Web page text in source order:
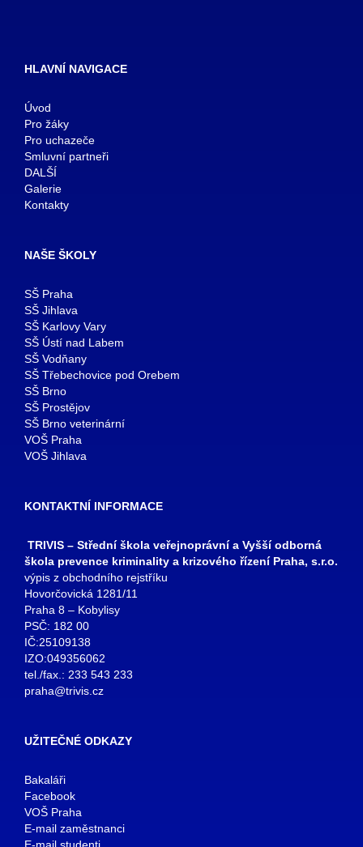
HLAVNÍ NAVIGACE
Úvod
Pro žáky
Pro uchazeče
Smluvní partneři
DALŠÍ
Galerie
Kontakty
NAŠE ŠKOLY
SŠ Praha
SŠ Jihlava
SŠ Karlovy Vary
SŠ Ústí nad Labem
SŠ Vodňany
SŠ Třebechovice pod Orebem
SŠ Brno
SŠ Prostějov
SŠ Brno veterinární
VOŠ Praha
VOŠ Jihlava
KONTAKTNÍ INFORMACE
TRIVIS – Střední škola veřejnoprávní a Vyšší odborná
škola prevence kriminality a krizového řízení Praha, s.r.o.
výpis z obchodního rejstříku
Hovorčovická 1281/11
Praha 8 – Kobylisy
PSČ: 182 00
IČ:25109138
IZO:049356062
tel./fax.: 233 543 233
praha@trivis.cz
UŽITEČNÉ ODKAZY
Bakaláři
Facebook
VOŠ Praha
E-mail zaměstnanci
E-mail studenti